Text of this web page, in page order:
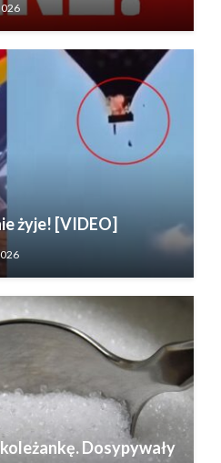
żyje! [VIDEO]
Dosypywały